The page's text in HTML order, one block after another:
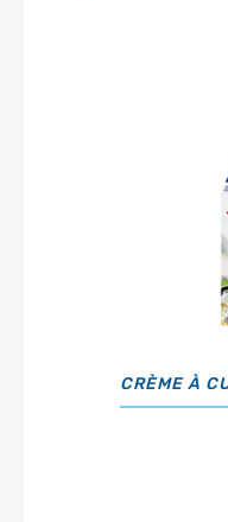
CRÈME À